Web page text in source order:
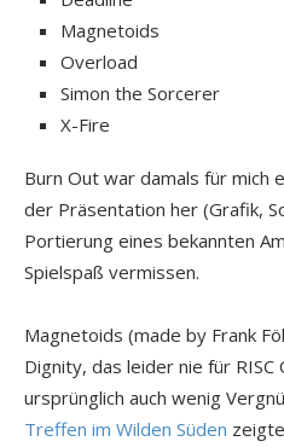
Magnetoids
Overload
Simon the Sorcerer
X-Fire
Burn Out war damals für mich
der Präsentation her (Grafik,
Portierung eines bekannten
Spielspaß vermissen.
Magnetoids (made by Frank
Dignity, das leider nie für
ursprünglich auch wenig
Treffen im Wilden Süden